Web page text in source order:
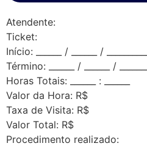
Atendente:
Ticket:
Início: ______ / ______ / __________
Término: ______ / ______ /
Horas Totais: ______ : ______
Valor da Hora: R$
Taxa de Visita: R$
Valor Total: R$
Procedimento realizado: